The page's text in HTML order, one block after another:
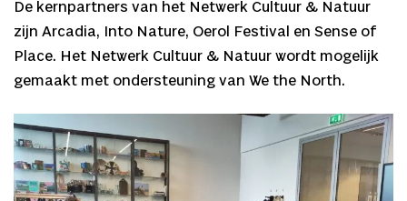
De kernpartners van het Netwerk Cultuur & Natuur
zijn Arcadia, Into Nature, Oerol Festival en Sense of
Place. Het Netwerk Cultuur & Natuur wordt mogelijk
gemaakt met ondersteuning van We the North.